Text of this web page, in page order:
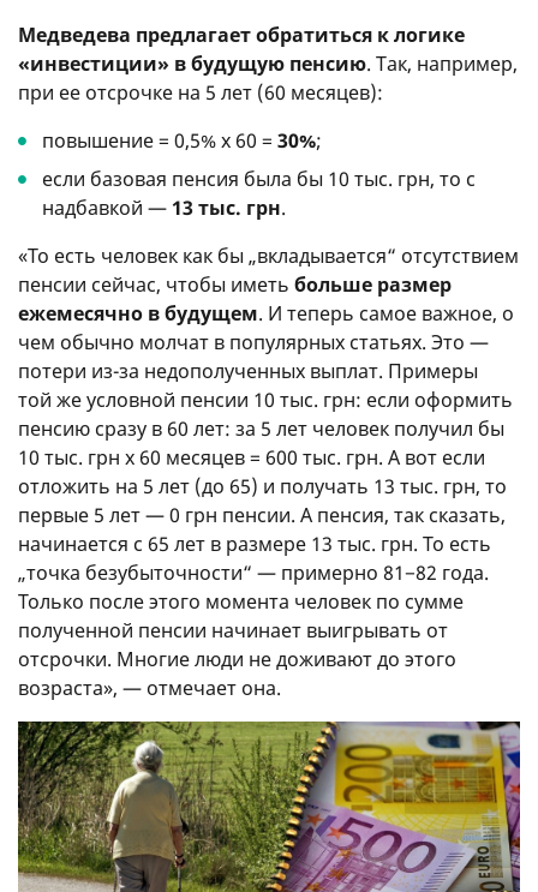
Медведева предлагает обратиться к логике
«инвестиции» в будущую пенсию. Так, например,
при ее отсрочке на 5 лет (60 месяцев):
повышение = 0,5% x 60 = 30%;
если базовая пенсия была бы 10 тыс. грн, то с
надбавкой — 13 тыс. грн.
«То есть человек как бы „вкладывается“ отсутствием
пенсии сейчас, чтобы иметь больше размер
ежемесячно в будущем. И теперь самое важное, о
чем обычно молчат в популярных статьях. Это —
потери из-за недополученных выплат. Примеры
той же условной пенсии 10 тыс. грн: если оформить
пенсию сразу в 60 лет: за 5 лет человек получил бы
10 тыс. грн x 60 месяцев = 600 тыс. грн. А вот если
отложить на 5 лет (до 65) и получать 13 тыс. грн, то
первые 5 лет — 0 грн пенсии. А пенсия, так сказать,
начинается с 65 лет в размере 13 тыс. грн. То есть
„точка безубыточности“ — примерно 81−82 года.
Только после этого момента человек по сумме
полученной пенсии начинает выигрывать от
отсрочки. Многие люди не доживают до этого
возраста», — отмечает она.